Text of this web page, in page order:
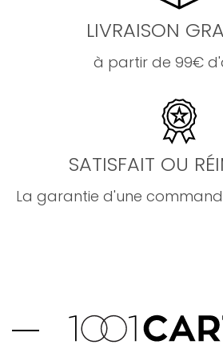
LIVRAISON
à partir de 99€
SATISFAIT OU
La garantie d'une